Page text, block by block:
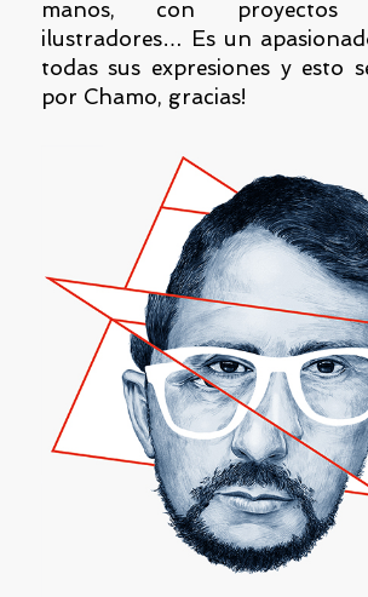
manos, con
ilustradores… Es un
todas sus expresiones y esto
por Chamo, gracias!